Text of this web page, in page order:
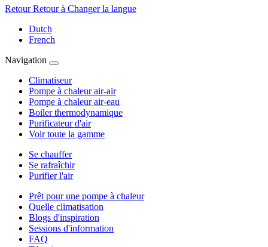
Retour Retour à Changer la langue
Dutch
French
Navigation
Climatiseur
Pompe à chaleur air-air
Pompe à chaleur air-eau
Boiler thermodynamique
Purificateur d'air
Voir toute la gamme
Se chauffer
Se rafraîchir
Purifier l'air
Prêt pour une pompe à chaleur
Quelle climatisation
Blogs d'inspiration
Sessions d'information
FAQ